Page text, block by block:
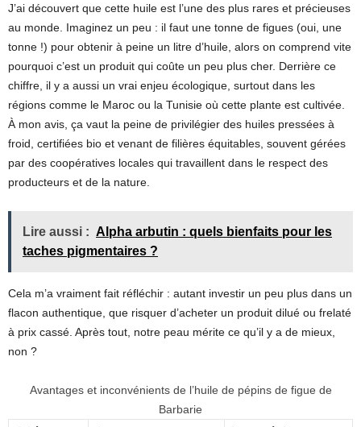
J’ai découvert que cette huile est l’une des plus rares et précieuses
au monde. Imaginez un peu : il faut une tonne de figues (oui, une
tonne !) pour obtenir à peine un litre d’huile, alors on comprend vite
pourquoi c’est un produit qui coûte un peu plus cher. Derrière ce
chiffre, il y a aussi un vrai enjeu écologique, surtout dans les
régions comme le Maroc ou la Tunisie où cette plante est cultivée.
À mon avis, ça vaut la peine de privilégier des huiles pressées à
froid, certifiées bio et venant de filières équitables, souvent gérées
par des coopératives locales qui travaillent dans le respect des
producteurs et de la nature.
Lire aussi : Alpha arbutin : quels bienfaits pour les
taches pigmentaires ?
Cela m’a vraiment fait réfléchir : autant investir un peu plus dans un
flacon authentique, que risquer d’acheter un produit dilué ou frelaté
à prix cassé. Après tout, notre peau mérite ce qu’il y a de mieux,
non ?
Avantages et inconvénients de l’huile de pépins de figue de
Barbarie